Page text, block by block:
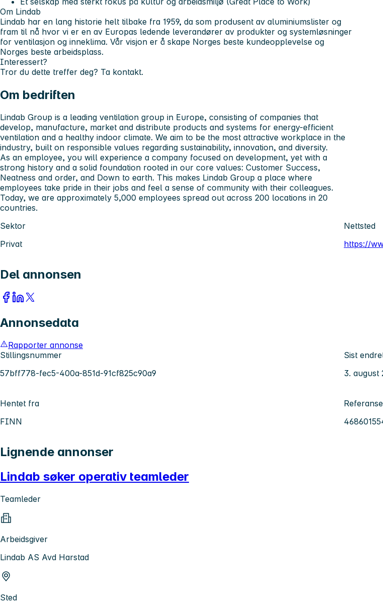
Om Lindab
Lindab har en lang historie helt tilbake fra 1959, da som produsent av aluminiumslister og
fram til nå hvor vi er en av Europas ledende leverandører av produkter og systemløsninger
for ventilasjon og inneklima. Vår visjon er å skape Norges beste kundeopplevelse og
Norges beste arbeidsplass.
Interessert?
Tror du dette treffer deg? Ta kontakt.
Om bedriften
Lindab Group is a leading ventilation group in Europe, consisting of companies that
develop, manufacture, market and distribute products and systems for energy-efficient
ventilation and a healthy indoor climate. We aim to be the most attractive workplace in the
industry, built on responsible values regarding sustainability, innovation, and diversity.
As an employee, you will experience a company focused on development, yet with a
strong history and a solid foundation rooted in our core values: Customer Success,
Neatness and order, and Down to earth. This makes Lindab Group a place where
employees take pride in their jobs and feel a sense of community with their colleagues.
Today, we are approximately 5,000 employees spread out across 200 locations in 20
countries.
Sektor
Privat
Nettsted
https://
Del annonsen
Annonsedata
Rapporter annonse
Stillingsnummer
57bff778-fec5-400a-851d-91cf825c90a9
Sist
3. august
Hentet fra
FINN
Referanse
Lignende annonser
Lindab søker operativ teamleder
Teamleder
Arbeidsgiver
Lindab AS Avd Harstad
Sted